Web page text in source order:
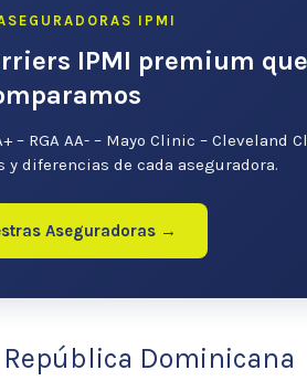
IPMI
IPMI premium que
– RGA AA- – Mayo Clinic – Cleveland
y diferencias de cada aseguradora.
Aseguradoras →
Dominicana